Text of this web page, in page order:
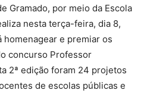
Gramado, por meio da Escola
nesta terça-feira, dia 8,
homenagear e premiar os
concurso Professor
2ª edição foram 24 projetos
de escolas públicas e